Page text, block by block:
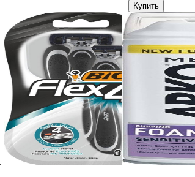
Купить